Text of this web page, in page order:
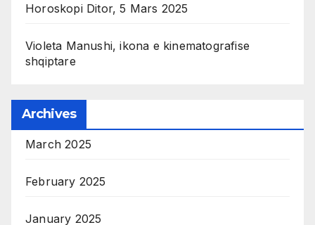
Horoskopi Ditor, 5 Mars 2025
Violeta Manushi, ikona e kinematografise
shqiptare
Archives
March 2025
February 2025
January 2025